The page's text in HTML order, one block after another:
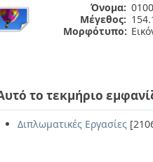
Όνομα:
Μέγεθος:
Μορφότυπο:
το τεκμήριο
Διπλωματικές Εργασίες